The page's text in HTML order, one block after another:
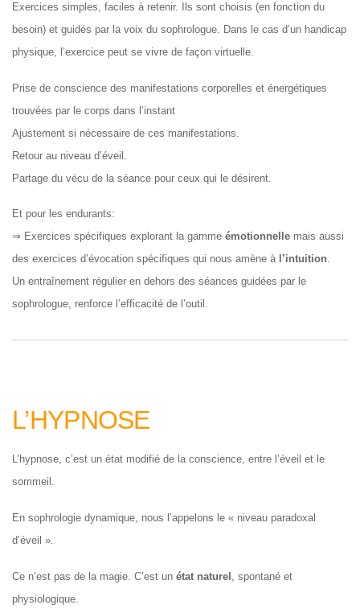
Exercices simples, faciles à retenir. Ils sont choisis (en fonction du
besoin) et guidés par la voix du sophrologue. Dans le cas d’un handicap
physique, l’exercice peut se vivre de façon virtuelle.
Prise de conscience des manifestations corporelles et énergétiques
trouvées par le corps dans l’instant
Ajustement si nécessaire de ces manifestations.
Retour au niveau d’éveil.
Partage du vécu de la séance pour ceux qui le désirent.
Et pour les endurants:
⇒ Exercices spécifiques explorant la gamme émotionnelle mais aussi
des exercices d’évocation spécifiques qui nous amène à l’intuition.
Un entraînement régulier en dehors des séances guidées par le
sophrologue, renforce l’efficacité de l’outil.
L’HYPNOSE
L’hypnose, c’est un état modifié de la conscience, entre l’éveil et le
sommeil.
En sophrologie dynamique, nous l’appelons le « niveau paradoxal
d’éveil ».
Ce n’est pas de la magie. C’est un état naturel
, spontané et
physiologique.